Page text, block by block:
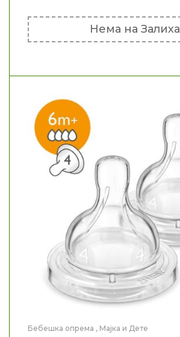
Нема на Залиха
Бебешка опрема , Мајка и Дете